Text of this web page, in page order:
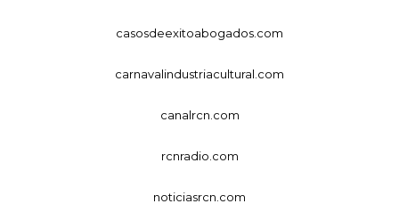
casosdeexitoabogados.com
carnavalindustriacultural.com
canalrcn.com
rcnradio.com
noticiasrcn.com